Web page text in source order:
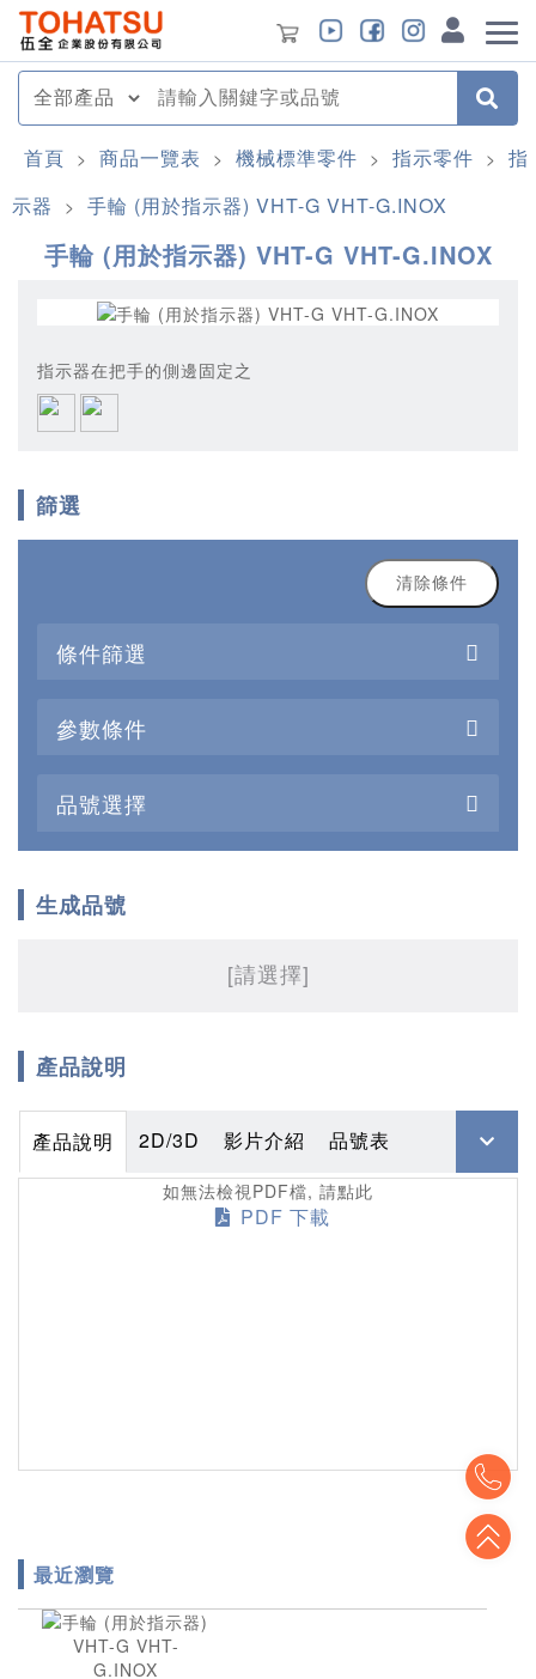
首頁 > 商品一覽表 > 機械標準零件 > 指示零件 > 指
示器
> 手輪 (用於指示器) VHT-G VHT-G.INOX
手輪 (用於指示器) VHT-G VHT-G.INOX
指示器在把手的側邊固定之
篩選
清除條件
條件篩選
參數條件
品號選擇
生成品號
[請選擇]
產品說明
產品說明 2D/3D 影片介紹 品號表
如無法檢視PDF檔, 請點此
PDF 下載
最近瀏覽